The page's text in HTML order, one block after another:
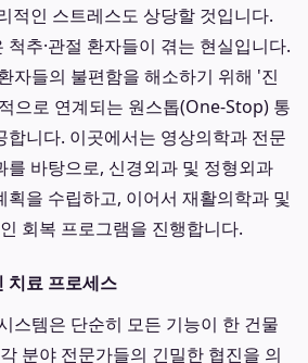
적인 스트레스도 상당할 것입니다.
추·관절 환자들이 겪는 현실입니다.
자들의 불편함을 해소하기 위해 '진
으로 연계되는 원스톱(One-Stop) 통
합니다. 이곳에서는 영상의학과 전문
를 바탕으로, 신경외과 및 정형외과
획을 수립하고, 이어서 재활의학과 및
회복 프로그램을 진행합니다.
치료 프로세스
스템은 단순히 모든 기능이 한 건물
분야 전문가들의 긴밀한 협진을 의